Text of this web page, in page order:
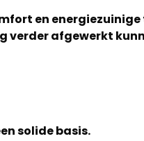
en
verder afgewerkt
solide basis.